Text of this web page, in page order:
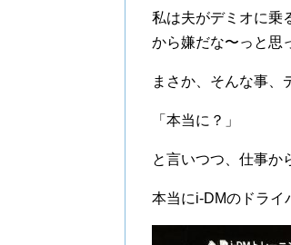
私は夫がデミオに乗
から嫌だな〜っと思
まさか、そんな事
「本当に？」
と言いつつ、仕事か
本当にi-DMのドラ